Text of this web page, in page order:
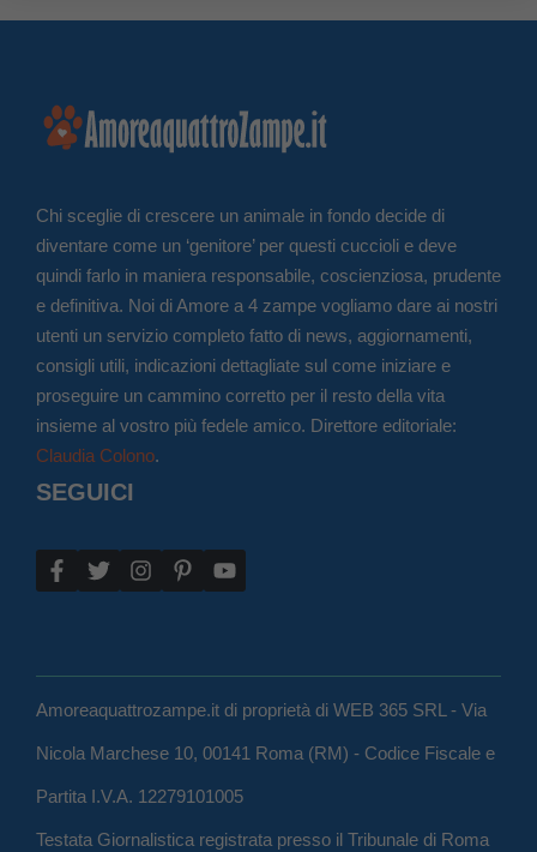
Chi sceglie di crescere un animale in fondo decide di
diventare come un ‘genitore’ per questi cuccioli e deve
quindi farlo in maniera responsabile, coscienziosa, prudente
e definitiva. Noi di Amore a 4 zampe vogliamo dare ai nostri
utenti un servizio completo fatto di news, aggiornamenti,
consigli utili, indicazioni dettagliate sul come iniziare e
proseguire un cammino corretto per il resto della vita
insieme al vostro più fedele amico. Direttore editoriale:
Claudia Colono.
SEGUICI
Amoreaquattrozampe.it di proprietà di WEB 365 SRL - Via
Nicola Marchese 10, 00141 Roma (RM) - Codice Fiscale e
Partita I.V.A. 12279101005
Testata Giornalistica registrata presso il Tribunale di Roma